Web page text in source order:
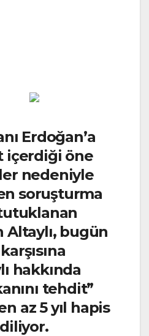
Erdoğan’a
içerdiği öne
nedeniyle
soruşturma
Altaylı, bugün
hakkında
tehdit”
az 5 yıl hapis